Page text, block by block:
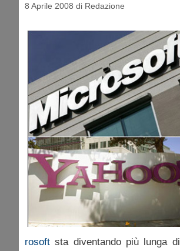
8 Aprile 2008 di Redazione
rosoft sta diventando più lunga di